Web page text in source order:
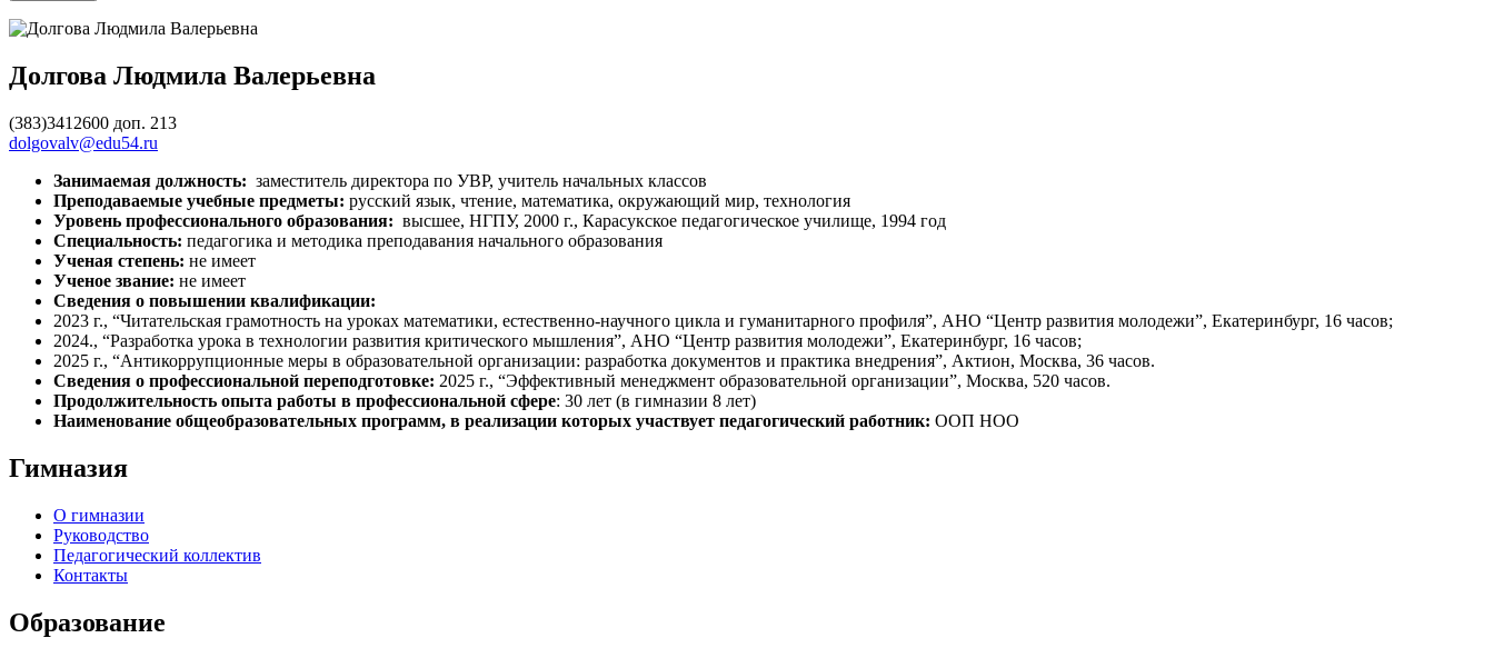
Дол­го­ва Люд­ми­ла Ва­лерьев­на
(383)3412600 доп. 213
dolgovalv@edu54.ru
За­нима­емая долж­ность: за­мес­ти­тель ди­рек­то­ра по УВР, учи­тель на­чаль­ных клас­сов
Пре­пода­ва­емые учебные предметы: русс­кий язык, чте­ние, ма­тема­тика, ок­ру­жа­ющий мир, тех­но­логия
Уровень профессионального образования: выс­шее, НГПУ, 2000 г., Ка­расукс­кое пе­даго­гичес­кое учи­лище, 1994 год
Спе­ци­аль­ность: пе­даго­гика и ме­тоди­ка пре­пода­вания на­чаль­но­го об­ра­зова­ния
Уче­ная сте­пень: не име­ет
Уче­ное зва­ние: не име­ет
Сведения о повышении квалификации:
2023 г., “Читательская грамотность на уроках математики, естественно-научного цикла и гуманитарного профиля”, АНО “Центр развития молодежи”, Екатеринбург, 16 часов;
2024., “Разработка урока в технологии развития критического мышления”, АНО “Центр развития молодежи”, Екатеринбург, 16 часов;
2025 г., “Антикоррупционные меры в образовательной организации: разработка документов и практика внедрения”, Актион, Москва, 36 часов.
Сведения о профессиональной переподготовке: 2025 г., “Эффективный менеджмент образовательной организации”, Москва, 520 часов.
Продолжительность опыта работы в профессиональной сфере: 30 лет (в гим­на­зии 8 лет)
Наименование общеобразовательных программ, в реализации которых участвует педагогический работник: ООП НОО
Гимназия
О гимназии
Руководство
Педагогический коллектив
Контакты
Образование